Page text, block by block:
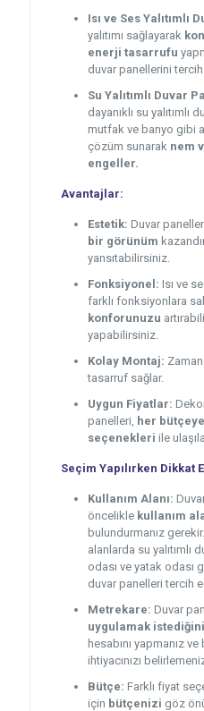
Isı ve Ses Yalıtımlı
yalıtımı sağlayarak
enerji tasarrufu
duvar panellerini
Su Yalıtımlı Duvar
dayanıklı su
mutfak ve banyo gibi
çözüm sunarak nem
engeller.
Avantajlar:
Estetik: Duvar
bir görünüm
yansıtabilirsiniz.
Fonksiyonel: Isı ve
farklı fonksiyonlara
konforunuzu
yapabilirsiniz.
Kolay Montaj:
tasarruf sağlar.
Uygun Fiyatlar:
panelleri,
her
seçenekleri ile
Seçim Yapılırken Dikkat
Kullanım Alanı:
öncelikle kullanım
bulundurmanız
alanlarda su yalıtımlı
odası ve yatak odası
duvar panelleri tercih
Metrekare: Duvar
uygulamak
hesabını yapmanız
ihtiyacınızı
Bütçe: Farklı fiyat
için bütçenizi göz